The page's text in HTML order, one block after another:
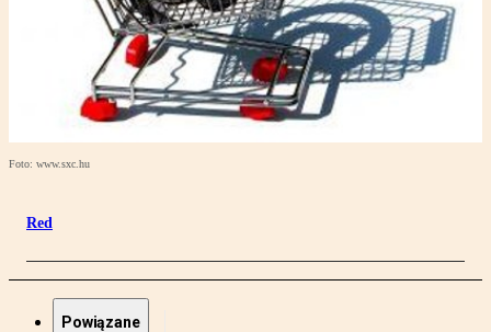
Foto: www.sxc.hu
Red
Powiązane